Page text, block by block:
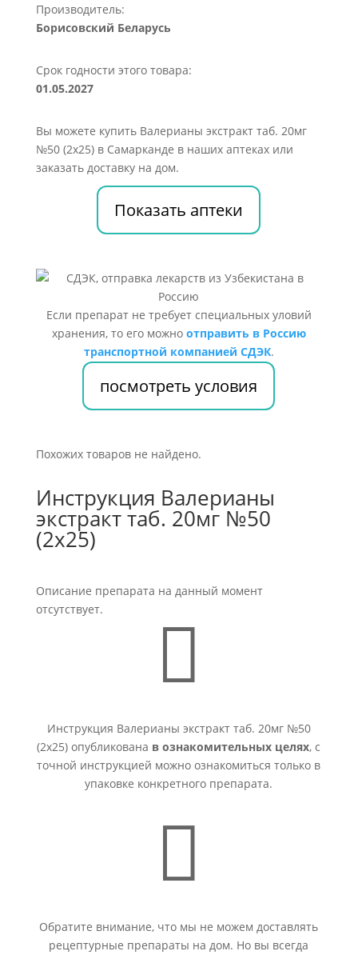
Производитель:
Борисовский Беларусь
Срок годности этого товара:
01.05.2027
Вы можете купить Валерианы экстракт таб. 20мг
№50 (2х25) в Самарканде в наших аптеках или
заказать доставку на дом.
Показать аптеки
Если препарат не требует специальных уловий
хранения, то его можно отправить в Россию
транспортной компанией СДЭК.
посмотреть условия
Похожих товаров не найдено.
Инструкция Валерианы
экстракт таб. 20мг №50
(2х25)
Описание препарата на данный момент
отсутствует.

Инструкция Валерианы экстракт таб. 20мг №50
(2х25) опубликована в ознакомительных целях, с
точной инструкцией можно ознакомиться только в
упаковке конкретного препарата.

Обратите внимание, что мы не можем доставлять
рецептурные препараты на дом. Но вы всегда